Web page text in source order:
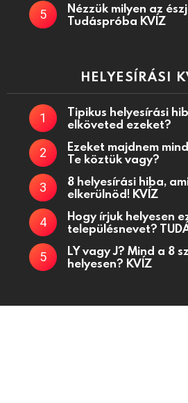
Nézzük milyen az
Tudáspróba KVÍZ
HELYESÍRÁSI
Tipikus helyesírási
elköveted ezeket?
Ezeket majdnem
Te köztük vagy?
8 helyesírási hiba,
elkerülnöd! KVÍZ
Hogy írjuk helyesen
településnevet?
LY vagy J? Mind a 8
helyesen? KVÍZ